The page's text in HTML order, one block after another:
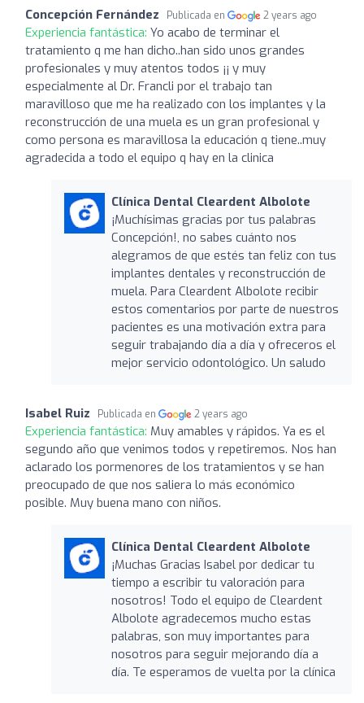
Concepción Fernández Publicada en 2 years ago
Experiencia fantástica: Yo acabo de terminar el
tratamiento q me han dicho..han sido unos grandes
profesionales y muy atentos todos ¡¡ y muy
especialmente al Dr. Francli por el trabajo tan
maravilloso que me ha realizado con los implantes y la
reconstrucción de una muela es un gran profesional y
como persona es maravillosa la educación q tiene..muy
agradecida a todo el equipo q hay en la clinica
Clínica Dental Cleardent Albolote
¡Muchísimas gracias por tus palabras
Concepción!, no sabes cuánto nos
alegramos de que estés tan feliz con tus
implantes dentales y reconstrucción de
muela. Para Cleardent Albolote recibir
estos comentarios por parte de nuestros
pacientes es una motivación extra para
seguir trabajando día a día y ofreceros el
mejor servicio odontológico. Un saludo
Isabel Ruiz Publicada en 2 years ago
Experiencia fantástica: Muy amables y rápidos. Ya es el
segundo año que venimos todos y repetiremos. Nos han
aclarado los pormenores de los tratamientos y se han
preocupado de que nos saliera lo más económico
posible. Muy buena mano con niños.
Clínica Dental Cleardent Albolote
¡Muchas Gracias Isabel por dedicar tu
tiempo a escribir tu valoración para
nosotros! Todo el equipo de Cleardent
Albolote agradecemos mucho estas
palabras, son muy importantes para
nosotros para seguir mejorando día a
día. Te esperamos de vuelta por la clínica